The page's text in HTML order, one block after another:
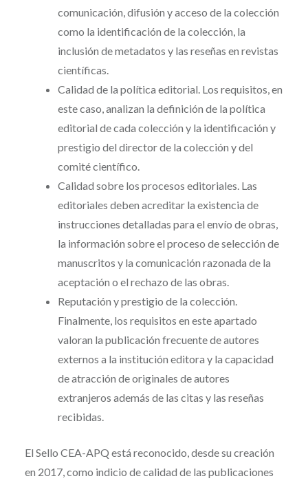
comunicación, difusión y acceso de la colección
como la identificación de la colección, la
inclusión de metadatos y las reseñas en revistas
científicas.
Calidad de la política editorial. Los requisitos, en
este caso, analizan la definición de la política
editorial de cada colección y la identificación y
prestigio del director de la colección y del
comité científico.
Calidad sobre los procesos editoriales. Las
editoriales deben acreditar la existencia de
instrucciones detalladas para el envío de obras,
la información sobre el proceso de selección de
manuscritos y la comunicación razonada de la
aceptación o el rechazo de las obras.
Reputación y prestigio de la colección.
Finalmente, los requisitos en este apartado
valoran la publicación frecuente de autores
externos a la institución editora y la capacidad
de atracción de originales de autores
extranjeros además de las citas y las reseñas
recibidas.
El Sello CEA-APQ está reconocido, desde su creación
en 2017, como indicio de calidad de las publicaciones